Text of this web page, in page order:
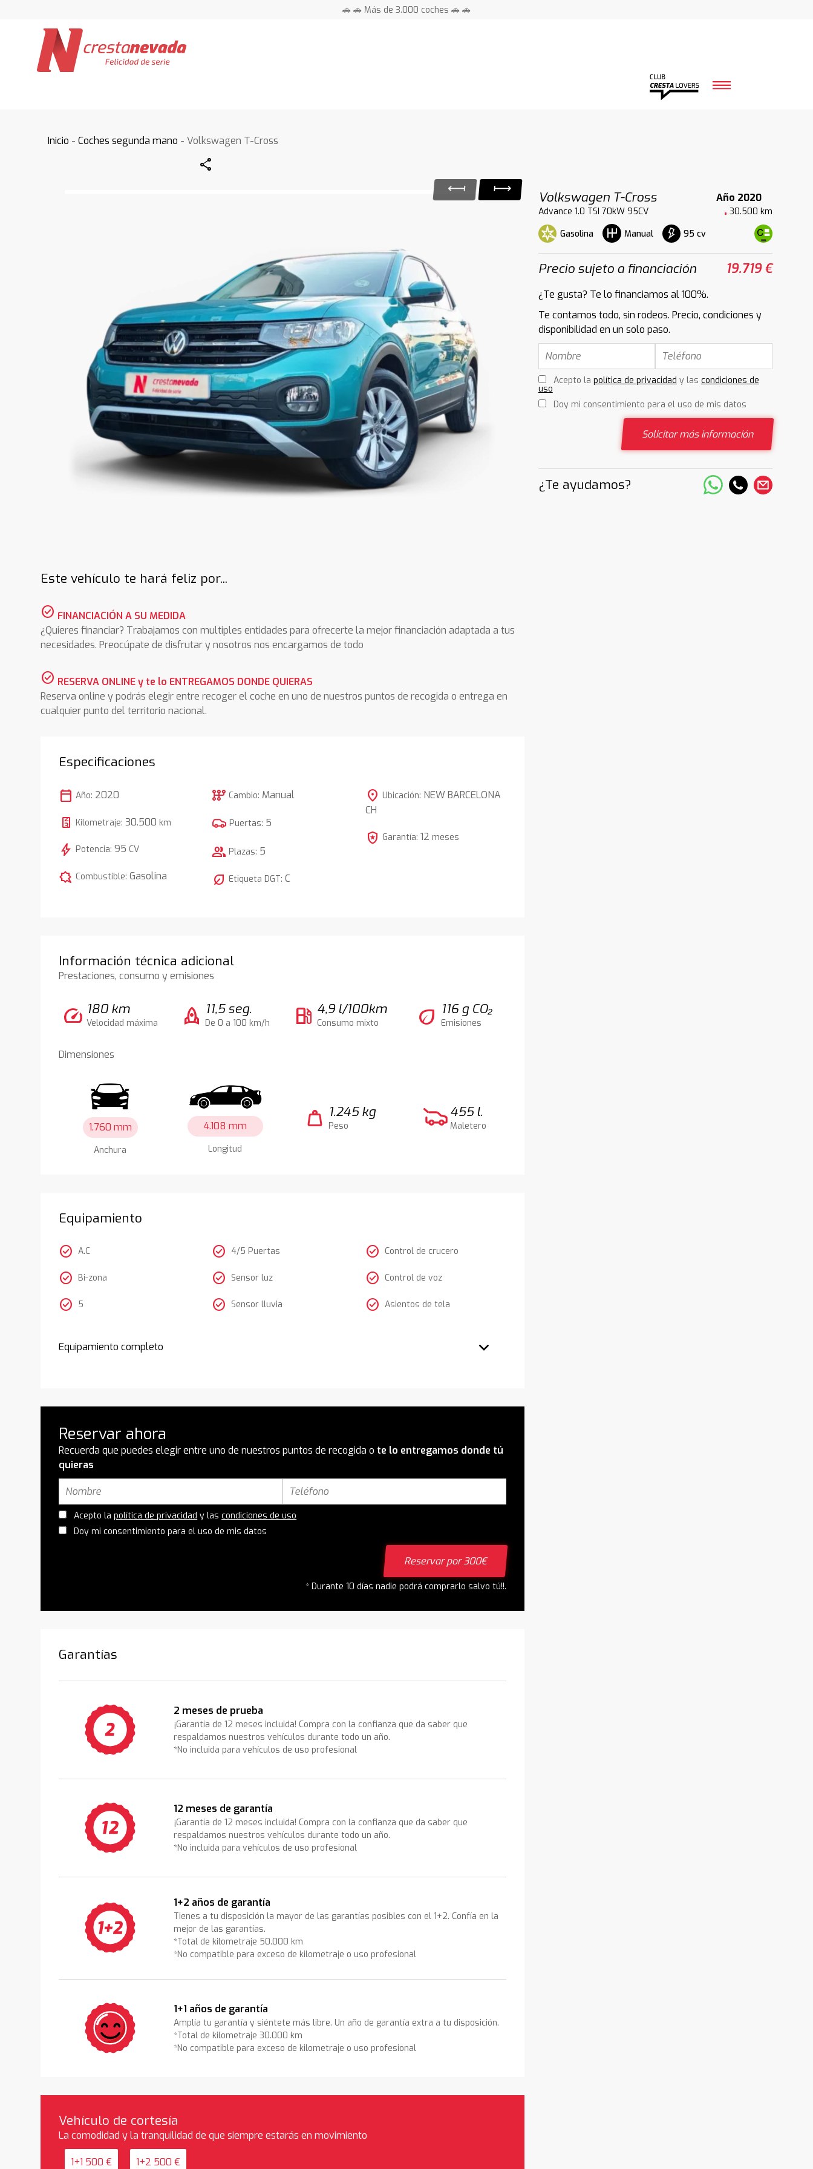
🚗 🚗 Más de 3.000 coches 🚗 🚗
Inicio -Coches segunda mano - Volkswagen T-Cross
Share
Volkswagen T-Cross
Año 2020
Advance 1.0 TSI 70kW 95CV
30.500 km
Gasolina
Manual 95 cv
Precio sujeto a financiación 19.719 €
¿Te gusta? Te lo financiamos al 100%.
Te contamos todo, sin rodeos. Precio, condiciones y
disponibilidad en un solo paso.
Acepto la política de privacidad y las condiciones de
uso
Doy mi consentimiento para el uso de mis datos
Solicitar más información
¿Te ayudamos?
Este vehículo te hará feliz por...
check_circle FINANCIACIÓN A SU MEDIDA
¿Quieres financiar? Trabajamos con multiples entidades para ofrecerte la mejor financiación adaptada a tus
necesidades. Preocúpate de disfrutar y nosotros nos encargamos de todo
check_circle RESERVA ONLINE y te lo ENTREGAMOS DONDE QUIERAS
Reserva online y podrás elegir entre recoger el coche en uno de nuestros puntos de recogida o entrega en
cualquier punto del territorio nacional.
Especificaciones
calendar_today Año: 2020
Kilometraje:30.500 km
bolt Potencia:95 CV
comic_bubble Combustible:Gasolina
auto_transmission Cambio: Manual
Puertas: 5
group Plazas: 5
nest_eco_leaf Etiqueta DGT:C
location_on Ubicación: NEW BARCELONA
CH
local_police Garantía: 12 meses
Información técnica adicional
Prestaciones, consumo y emisiones
speed 180 km
Velocidad máxima rocket 11,5 seg.
De 0 a 100 km/h local_gas_station 4,9 l/100km
Consumo mixto eco 116 g CO₂
Emisiones
Dimensiones
1.760 mm
Anchura
4.108 mm
Longitud
weight 1.245 kg
Peso
455 l.
Maletero
Equipamiento
check_circle A.C
check_circle Bi-zona
check_circle 5
check_circle 4/5 Puertas
check_circle Sensor luz
check_circle Sensor lluvia
check_circle Control de crucero
check_circle Control de voz
check_circle Asientos de tela
Equipamiento completo
Reservar ahora
Recuerda que puedes elegir entre uno de nuestros puntos de recogida o te lo entregamos donde tú
quieras
Acepto lapolítica de privacidad y lascondiciones de uso
Doy mi consentimiento para el uso de mis datos
Reservar por 300€
* Durante 10 días nadie podrá comprarlo salvo tú!!.
Garantías
2 meses de prueba
¡Garantía de 12 meses incluida! Compra con la confianza que da saber que
respaldamos nuestros vehículos durante todo un año.
*No incluida para vehículos de uso profesional
12 meses de garantía
¡Garantía de 12 meses incluida! Compra con la confianza que da saber que
respaldamos nuestros vehículos durante todo un año.
*No incluida para vehículos de uso profesional
1+2 años de garantía
Tienes a tu disposición la mayor de las garantías posibles con el 1+2. Confía en la
mejor de las garantías.
*Total de kilometraje 50.000 km
*No compatible para exceso de kilometraje o uso profesional
1+1 años de garantía
Amplía tu garantía y siéntete más libre. Un año de garantía extra a tu disposición.
*Total de kilometraje 30.000 km
*No compatible para exceso de kilometraje o uso profesional
Vehículo de cortesía
La comodidad y la tranquilidad de que siempre estarás en movimiento
1+1 500 € 1+2 500 €